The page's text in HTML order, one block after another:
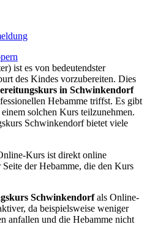
ist es von bedeutendster
des Kindes vorzubereiten. Dies
in Schwinkendorf
Hebamme triffst. Es gibt
solchen Kurs teilzunehmen.
Schwinkendorf bietet viele
Kurs ist direkt online
der Hebamme, die den Kurs
Schwinkendorfals Online-
da beispielsweise weniger
anfallen und die Hebamme nicht